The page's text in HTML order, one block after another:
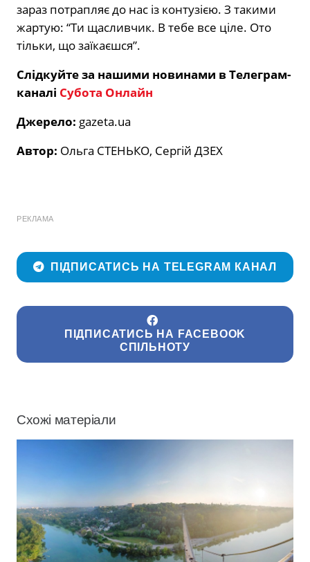
зараз потрапляє до нас із контузією. З такими
жартую: “Ти щасливчик. В тебе все ціле. Ото
тільки, що заїкаєшся”.
Слідкуйте за нашими новинами в Телеграм-
каналі Субота Онлайн
Джерело: gazeta.ua
Автор: Ольга СТЕНЬКО, Сергій ДЗЕХ
РЕКЛАМА
ПІДПИСАТИСЬ НА TELEGRAM КАНАЛ
ПІДПИСАТИСЬ НА FACEBOOK
СПІЛЬНОТУ
Схожі матеріали